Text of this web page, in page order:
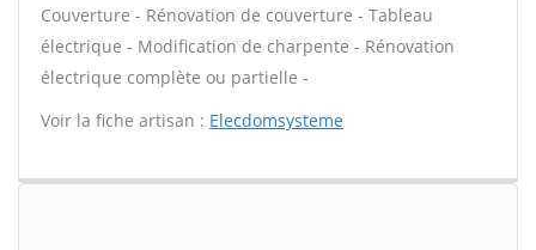
Couverture - Rénovation de couverture - Tableau
électrique - Modification de charpente - Rénovation
électrique complète ou partielle -
Voir la fiche artisan : Elecdomsysteme